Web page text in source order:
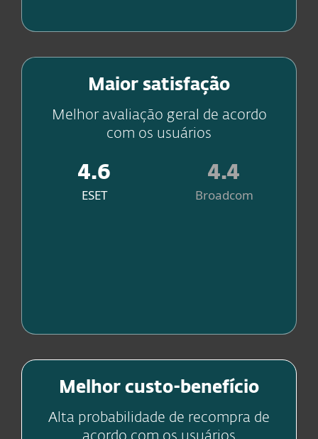
Maior satisfação
Melhor avaliação geral de acordo
com os usuários
4.6
ESET
4.4
Broadcom
Tranquilidade com suporte
Melhor custo-benefício
Alta probabilidade de recompra de
acordo com os usuários
Aumentando a sua